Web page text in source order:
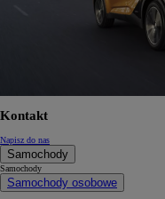
Kontakt
Napisz do nas
Samochody
Samochody
Samochody osobowe